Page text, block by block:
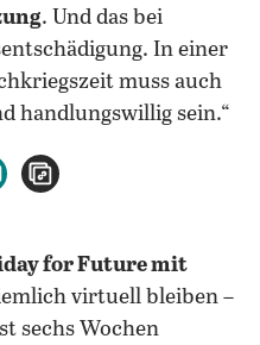
. Und das bei
In einer
muss auch
handlungswillig sein.“
teilen
per E-Mail teilen
for Future mit
virtuell bleiben –
sechs Wochen